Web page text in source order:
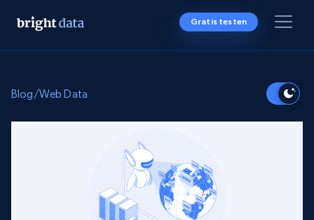
Gratis testen
Blog/Web Data